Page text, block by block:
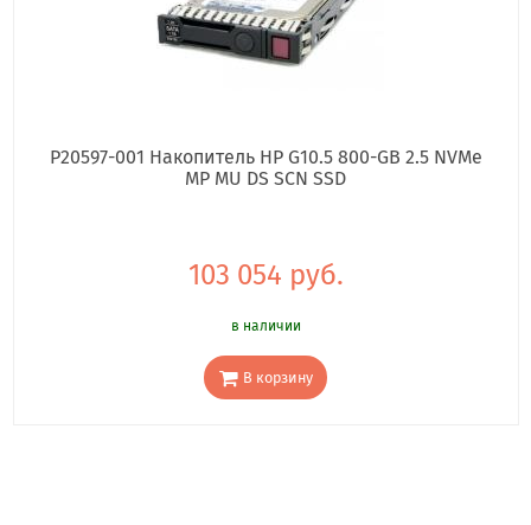
P20597-001 Накопитель HP G10.5 800-GB 2.5 NVMe
MP MU DS SCN SSD
103 054 руб.
в наличии
В корзину